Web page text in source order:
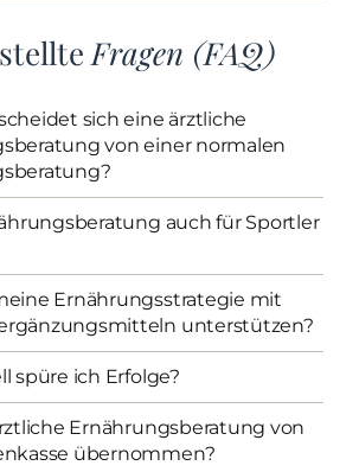
Fragen (FAQ)
sich eine ärztliche
von einer normalen
auch für Sportler
Ernährungsstrategie mit
unterstützen?
spüre ich Erfolge?
Ernährungsberatung von
übernommen?